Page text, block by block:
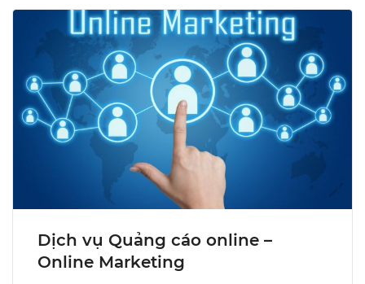
Dịch vụ Quảng cáo online –
Online Marketing